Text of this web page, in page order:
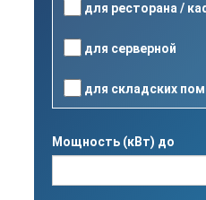
для ресторана /
для серверной
для складских
Мощность (кВт) до